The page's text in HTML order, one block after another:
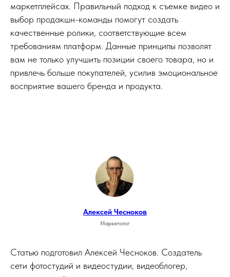
маркетплейсах. Правильный подход к съемке видео и
выбор продакшн-команды помогут создать
качественные ролики, соответствующие всем
требованиям платформ. Данные принципы позволят
вам не только улучшить позиции своего товара, но и
привлечь больше покупателей, усилив эмоциональное
восприятие вашего бренда и продукта.
Алексей Чесноков
Маркетолог
Статью подготовил Алексей Чесноков. Создатель
сети фотостудий и видеостудии, видеоблогер,